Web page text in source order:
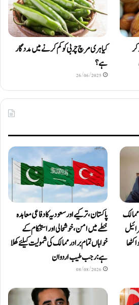
کیا ہری مرچ چربی کو کم کرنے میں مددگار
ہے؟
26/06/2025
پاکستان، ترکیے اور سعودیہ کا دفاعی معاہدہ
خطے میں امن، خوشحالی اور استحکام کے
خواہاں تمام برادر ممالک کی شمولیت کیلئےکھلا
ہے: رجب طیب اردوان
08/08/2026